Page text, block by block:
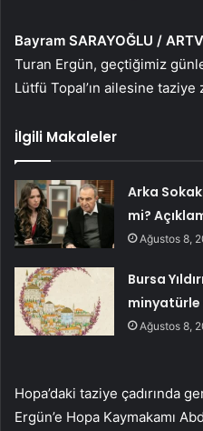
Bayram SARAYOĞLU /
Turan Ergün, geçtiğimiz
Lütfü Topal’ın ailesine
İlgili Makaleler
Arka
mi?
Ağustos 8,
Bursa
minyatürle
Ağustos 8,
Hopa’daki taziye çadırında
Ergün’e Hopa Kaymakamı